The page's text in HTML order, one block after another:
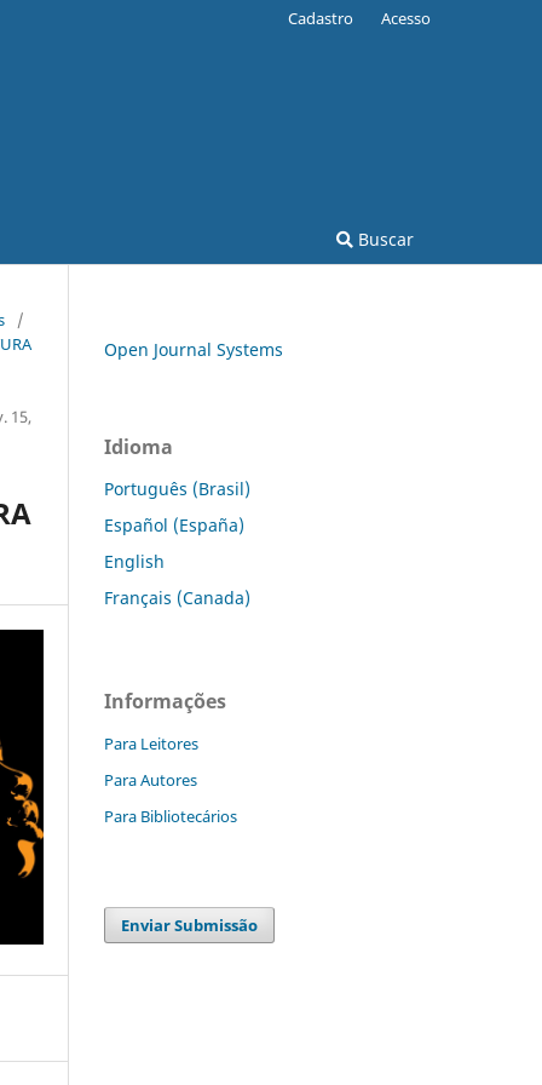
Buscar
Cadastro Acesso
/
15,
Open Journal Systems
Idioma
Português (Brasil)
Español (España)
English
Français (Canada)
Informações
Para Leitores
Para Autores
Para Bibliotecários
Enviar Submissão